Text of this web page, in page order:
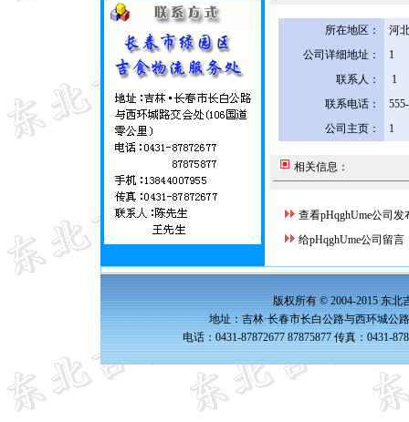
所在地区：
河
公司详细地址：
1
联系人：
1
联系电话：
公司主页：
1
相关信息：
查看pHqghUme公司发
给pHqghUme公司留言
版权所有 © 2004-2015 东北
地址：吉林·长春市长白公路与西环城公
电话：0431-87872677 87875877 传真：0431-